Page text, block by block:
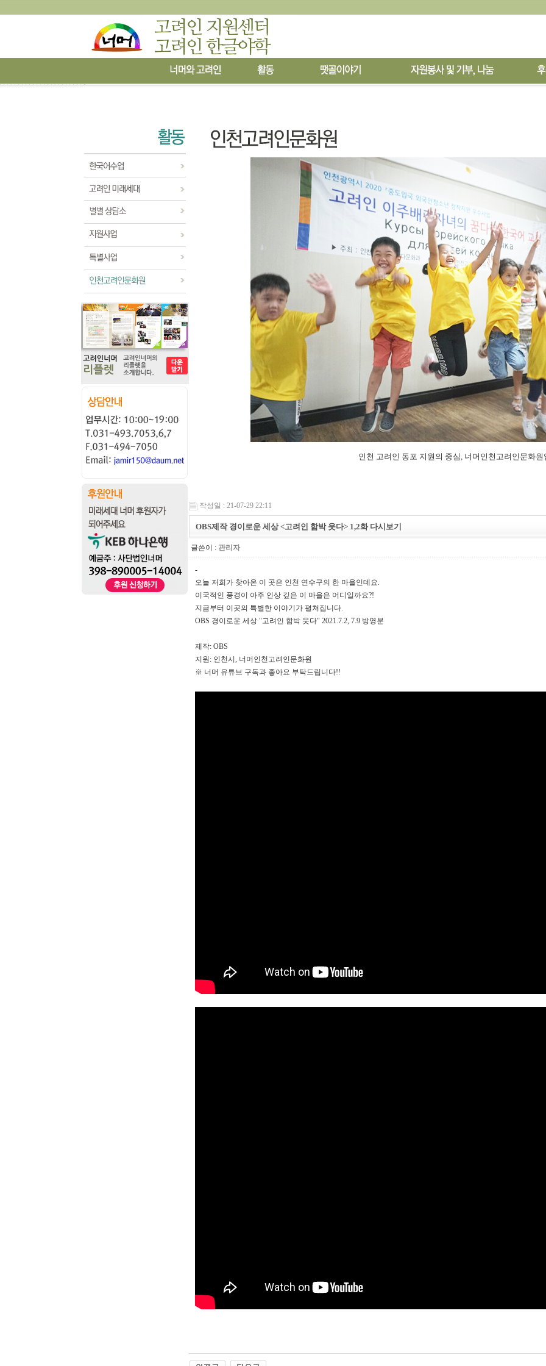
인천 고려인 동포 지원의 중심, 너머인천고려인문화원
작성일 : 21-07-29 22:11
OBS제작 경이로운 세상 <고려인 함박 웃다> 1,2화 다시보기
글쓴이 : 관리자
-
오늘 저희가 찾아온 이 곳은 인천 연수구의 한 마을인데요.
이국적인 풍경이 아주 인상 깊은 이 마을은 어디일까요?!
지금부터 이곳의 특별한 이야기가 펼쳐집니다.
OBS 경이로운 세상 "고려인 함박 웃다" 2021.7.2, 7.9 방영분
제작: OBS
지원: 인천시, 너머인천고려인문화원
※ 너머 유튜브 구독과 좋아요 부탁드립니다!!